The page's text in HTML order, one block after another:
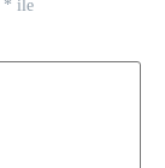
* ile